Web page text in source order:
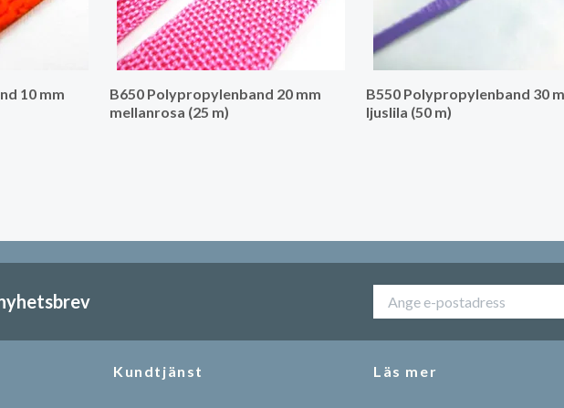
10 mm
B650 Polypropylenband 20 mm
mellanrosa (25 m)
B550 Polypropylenband 30
ljuslila (50 m)
Kundtjänst Läs mer